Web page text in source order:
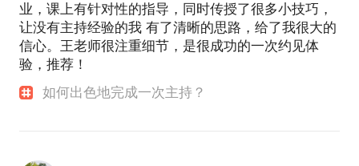
业，课上有针对性的指导，同时传授了很多小技巧，
让没有主持经验的我 有了清晰的思路，给了我很大的
信心。王老师很注重细节，是很成功的一次约见体
验，推荐！
如何出色地完成一次主持？